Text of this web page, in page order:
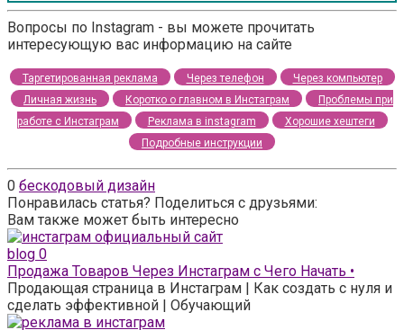
Вопросы по Instagram - вы можете прочитать
интересующую вас информацию на сайте
Таргетированная реклама Через телефон
Через компьютер
Личная жизнь
Коротко о главном в Инстаграм
Проблемы при
работе с Инстаграм
Реклама в instagram
Хорошие хештеги
Подробные инструкции
0 бескодовый дизайн
Понравилась статья? Поделиться с друзьями:
Вам также может быть интересно
blog 0
Продажа Товаров Через Инстаграм с Чего Начать •
Продающая страница в Инстаграм | Как создать с нуля и
сделать эффективной | Обучающий